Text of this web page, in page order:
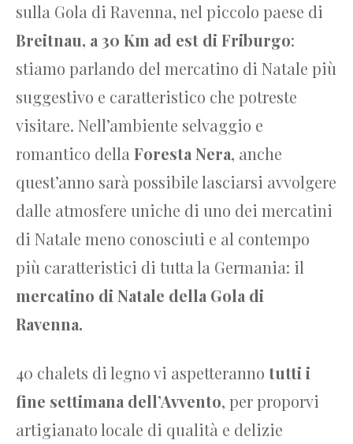
sulla Gola di Ravenna, nel piccolo paese di
Breitnau, a 30 Km ad est di Friburgo:
stiamo parlando del mercatino di Natale più
suggestivo e caratteristico che potreste
visitare. Nell’ambiente selvaggio e
romantico della Foresta Nera, anche
quest’anno sarà possibile lasciarsi avvolgere
dalle atmosfere uniche di uno dei mercatini
di Natale meno conosciuti e al contempo
più caratteristici di tutta la Germania: il
mercatino di Natale della Gola di
Ravenna.
40 chalets di legno vi aspetteranno tutti i
fine settimana dell’Avvento, per proporvi
artigianato locale di qualità e delizie